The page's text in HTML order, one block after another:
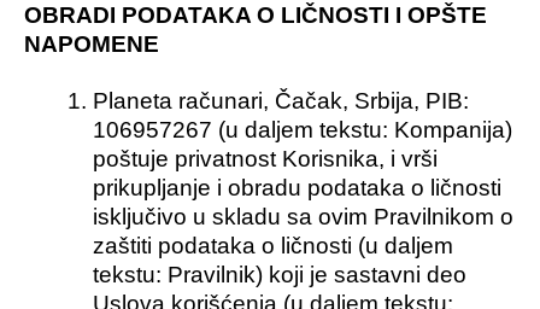
OBRADI PODATAKA O LIČNOSTI I OPŠTE
NAPOMENE
Planeta računari, Čačak, Srbija, PIB:
106957267 (u daljem tekstu: Kompanija)
poštuje privatnost Korisnika, i vrši
prikupljanje i obradu podataka o ličnosti
isključivo u skladu sa ovim Pravilnikom o
zaštiti podataka o ličnosti (u daljem
tekstu: Pravilnik) koji je sastavni deo
Uslova korišćenja (u daljem tekstu: